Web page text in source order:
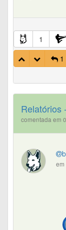
1
1
Relatórios
comentada em
em